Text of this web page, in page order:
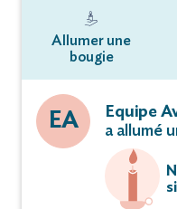
Allumer une
bougie
EA
Equipe
a allumé